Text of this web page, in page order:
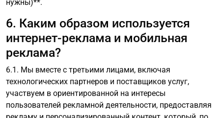
нужны)**.
6. Каким образом используется
интернет-реклама и мобильная
реклама?
6.1. Мы вместе с третьими лицами, включая
технологических партнеров и поставщиков услуг,
участвуем в ориентированной на интересы
пользователей рекламной деятельности, предоставляя